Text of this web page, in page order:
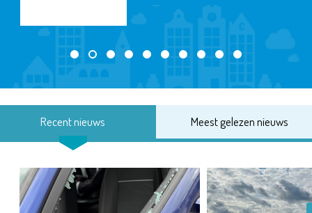
Recent nieuws Meest gelezen nieuws